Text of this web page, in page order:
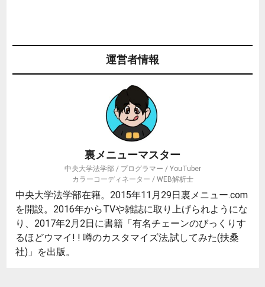
運営者情報
裏メニューマスター
中央大学法学部 / プログラマー / YouTuber
カラーコーディネーター / WEB解析士
中央大学法学部在籍。2015年11月29日裏メニュー.com
を開設。2016年からTVや雑誌に取り上げられようにな
り、2017年2月2日に書籍「有名チェーンのびっくりす
るほどウマイ! ! 噂のカスタマイズ法,試してみた(扶桑
社)」を出版。